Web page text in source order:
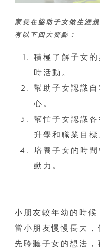
家長在協助子女做生涯
有以下四大要點：
積極了解子女
時活動。
幫助子女認識
心。
幫忙子女認識
升學和職業目標
培養子女的時
動力。
小朋友較年幼的時候
當小朋友慢慢長大
先聆聽子女的想法